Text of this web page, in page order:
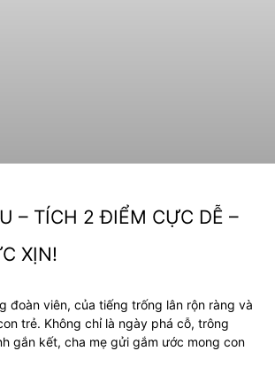
– TÍCH 2 ĐIỂM CỰC DỄ –
XỊN!
đoàn viên, của tiếng trống lân rộn ràng và
trẻ. Không chỉ là ngày phá cỗ, trông
gắn kết, cha mẹ gửi gắm ước mong con